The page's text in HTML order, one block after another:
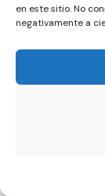
en este sitio. No
negativamente a